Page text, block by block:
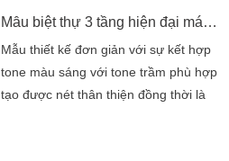
một bản vẽ thể hiện quá trình thiết kế
biệt thự 2 tầng mái nhật đẹp. Được
thiết kế trên diện tích lớn nên biệt thự
[…]
Mẫu biệt thự 3 tầng hiện đại mái bằng đẹp Bình Dương
Mẫu thiết kế đơn giản với sự kết hợp
tone màu sáng với tone trầm phù hợp
tạo được nét thân thiện đồng thời là